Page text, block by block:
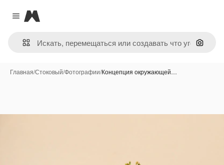
Close menu
Magnific
Поиск
Главная/Стоковый/Фотографии/Концепция окружающей…